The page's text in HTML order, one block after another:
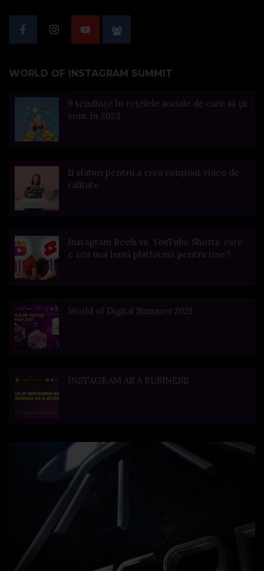
WORLD OF INSTAGRAM SUMMIT
9 tendințe în rețelele sociale de care să ții
cont în 2023
11 sfaturi pentru a crea conținut video de
calitate
Instagram Reels vs. YouTube Shorts: care
e cea mai bună platformă pentru tine?
World of Digital Summer 2021
INSTAGRAM AS A BUSINESS